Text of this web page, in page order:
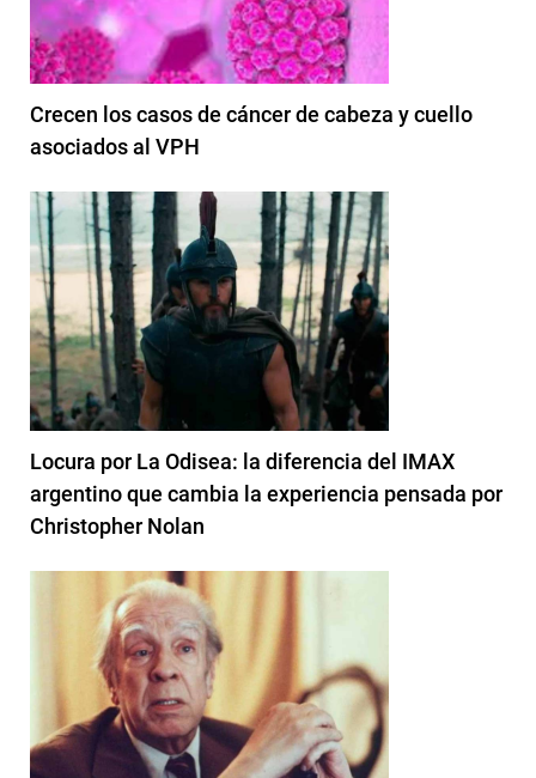
Crecen los casos de cáncer de cabeza y cuello
asociados al VPH
Locura por La Odisea: la diferencia del IMAX
argentino que cambia la experiencia pensada por
Christopher Nolan